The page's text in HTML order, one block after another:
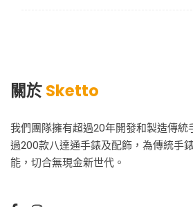
關於Sketto
我們團隊擁有超過20年開發和製造傳統
過200款八達通手錶及配飾，為傳統手
能，切合無現金新世代。